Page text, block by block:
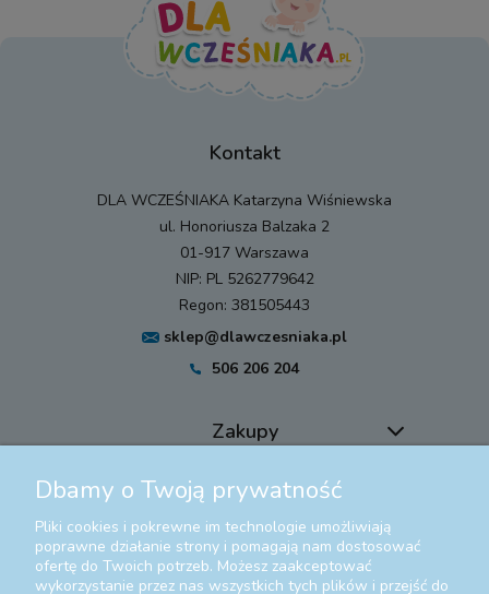
Kontakt
DLA WCZEŚNIAKA Katarzyna Wiśniewska
ul. Honoriusza Balzaka 2
01-917 Warszawa
NIP: PL 5262779642
Regon: 381505443
sklep@dlawczesniaka.pl
506 206 204
Zakupy
Pomoc
Moje konto
Dbamy o Twoją prywatność
Pliki cookies i pokrewne im technologie umożliwiają
poprawne działanie strony i pomagają nam dostosować
ofertę do Twoich potrzeb. Możesz zaakceptować
wykorzystanie przez nas wszystkich tych plików i przejść do